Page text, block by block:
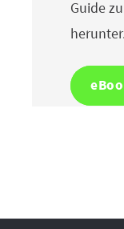
Guide
herunter.